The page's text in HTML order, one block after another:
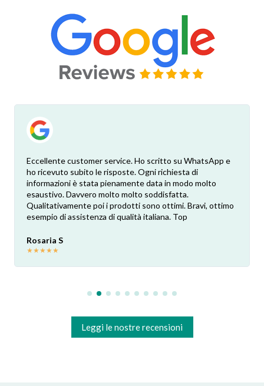
Eccellente customer service. Ho scritto su WhatsApp e
ho ricevuto subito le risposte. Ogni richiesta di
informazioni è stata pienamente data in modo molto
esaustivo. Davvero molto molto soddisfatta.
Qualitativamente poi i prodotti sono ottimi. Bravi, ottimo
esempio di assistenza di qualità italiana. Top
Rosaria S
★★★★★
Leggi le nostre recensioni